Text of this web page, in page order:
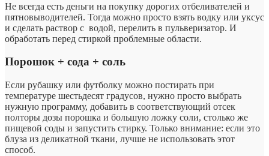
Не всегда есть деньги на покупку дорогих отбеливателей и
пятновыводителей. Тогда можно просто взять водку или уксус
и сделать раствор с водой, перелить в пульверизатор. И
обработать перед стиркой проблемные области.
Порошок + сода + соль
Если рубашку или футболку можно постирать при
температуре шестьдесят градусов, нужно просто выбрать
нужную программу, добавить в соответствующий отсек
полторы дозы порошка и большую ложку соли, столько же
пищевой соды и запустить стирку. Только внимание: если это
блуза из деликатной ткани, лучше не использовать этот
способ.